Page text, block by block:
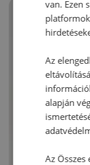
van. Ezen
Az
alapján
Az